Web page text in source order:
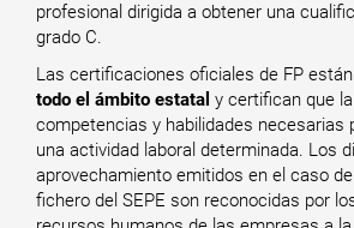
profesional dirigida a obtener una
grado C.
Las certificaciones oficiales de FP están
todo el ámbito estatal y certifican que
competencias y habilidades necesarias
una actividad laboral determinada. Los
aprovechamiento emitidos en el caso
fichero del SEPE son reconocidas por